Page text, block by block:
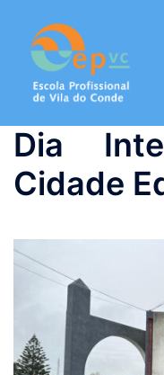
conteúdo
Dia
Cidade